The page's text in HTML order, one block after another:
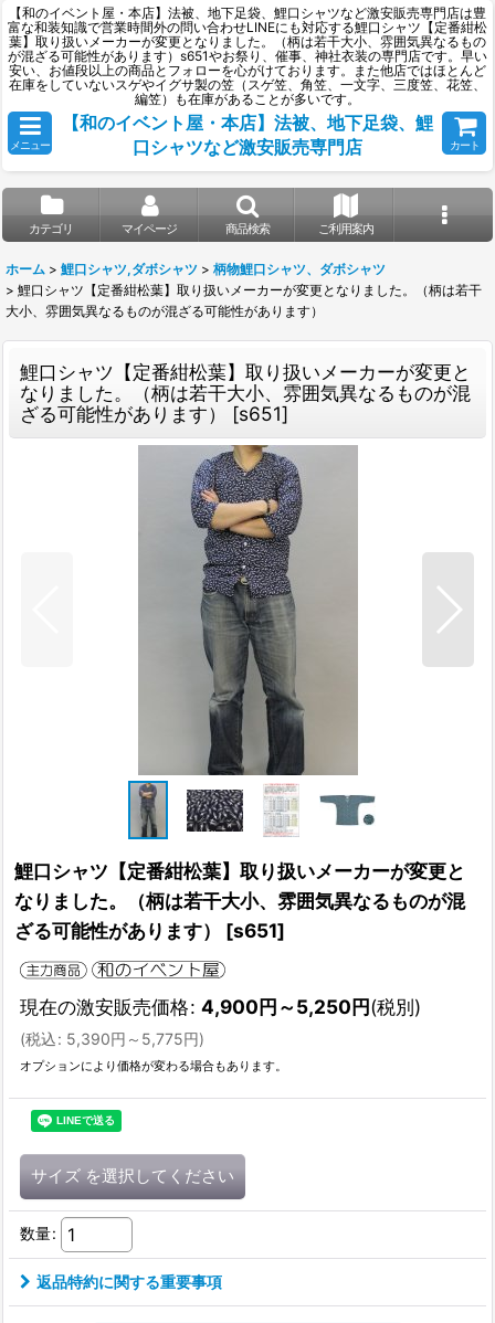
【和のイベント屋・本店】法被、地下足袋、鯉口シャツなど激安販売専門店は豊
富な和装知識で営業時間外の問い合わせLINEにも対応する鯉口シャツ【定番紺松
葉】取り扱いメーカーが変更となりました。（柄は若干大小、雰囲気異なるもの
が混ざる可能性があります）s651やお祭り、催事、神社衣装の専門店です。早い
安い、お値段以上の商品とフォローを心がけております。また他店ではほとんど
在庫をしていないスゲやイグサ製の笠（スゲ笠、角笠、一文字、三度笠、花笠、
編笠）も在庫があることが多いです。
メニュー
【和のイベント屋・本店】法被、地下足袋、鯉
口シャツなど激安販売専門店
カート
カテゴリ マイページ 商品検索 ご利用案内
ホーム > 鯉口シャツ,ダボシャツ > 柄物鯉口シャツ、ダボシャツ
> 鯉口シャツ【定番紺松葉】取り扱いメーカーが変更となりました。（柄は若干
大小、雰囲気異なるものが混ざる可能性があります）
鯉口シャツ【定番紺松葉】取り扱いメーカーが変更と
なりました。（柄は若干大小、雰囲気異なるものが混
ざる可能性があります）
[s651]
鯉口シャツ【定番紺松葉】取り扱いメーカーが変更と
なりました。（柄は若干大小、雰囲気異なるものが混
ざる可能性があります）
[s651]
現在の激安販売価格: 4,900円～5,250円(税別)
(税込: 5,390円 ～5,775円)
オプションにより価格が変わる場合もあります。
サイズ を選択してください
数量:
返品特約に関する重要事項